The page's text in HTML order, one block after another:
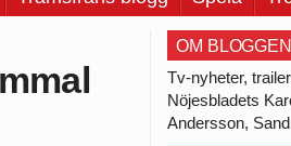
OM BLOGGEN
Tv-nyheter,
Nöjesbladets
Andersson,